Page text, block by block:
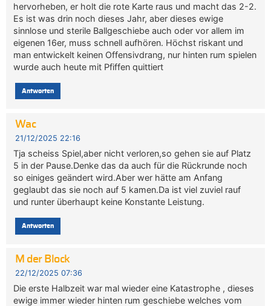
hervorheben, er holt die rote Karte raus und macht das 2-2.
Es ist was drin noch dieses Jahr, aber dieses ewige
sinnlose und sterile Ballgeschiebe auch oder vor allem im
eigenen 16er, muss schnell aufhören. Höchst riskant und
man entwickelt keinen Offensivdrang, nur hinten rum spielen
wurde auch heute mit Pfiffen quittiert
Antworten
Wac
21/12/2025 22:16
Tja scheiss Spiel,aber nicht verloren,so gehen sie auf Platz
5 in der Pause.Denke das da auch für die Rückrunde noch
so einiges geändert wird.Aber wer hätte am Anfang
geglaubt das sie noch auf 5 kamen.Da ist viel zuviel rauf
und runter überhaupt keine Konstante Leistung.
Antworten
M der Block
22/12/2025 07:36
Die erste Halbzeit war mal wieder eine Katastrophe , dieses
ewige immer wieder hinten rum geschiebe welches vom